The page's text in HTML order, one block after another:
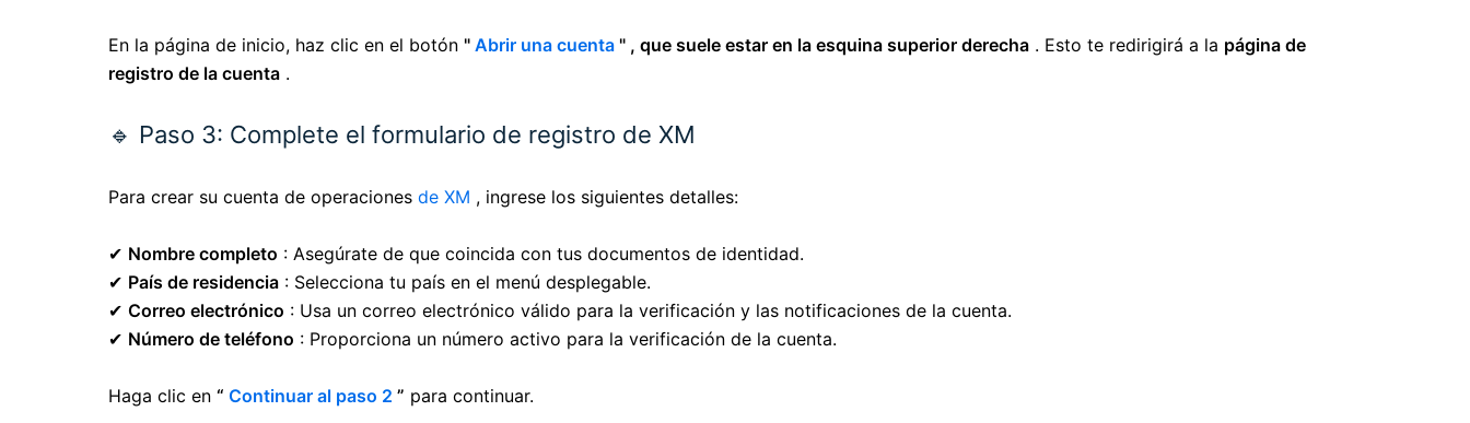
En la página de inicio, haz clic en el botón " Abrir una cuenta " , que suele estar en la esquina superior derecha . Esto te redirigirá a la página de
registro de la cuenta .
🔹 Paso 3: Complete el formulario de registro de XM
Para crear su cuenta de operaciones de XM , ingrese los siguientes detalles:
✔ Nombre completo : Asegúrate de que coincida con tus documentos de identidad.
✔ País de residencia : Selecciona tu país en el menú desplegable.
✔ Correo electrónico : Usa un correo electrónico válido para la verificación y las notificaciones de la cuenta.
✔ Número de teléfono : Proporciona un número activo para la verificación de la cuenta.
Haga clic en “ Continuar al paso 2 ” para continuar.